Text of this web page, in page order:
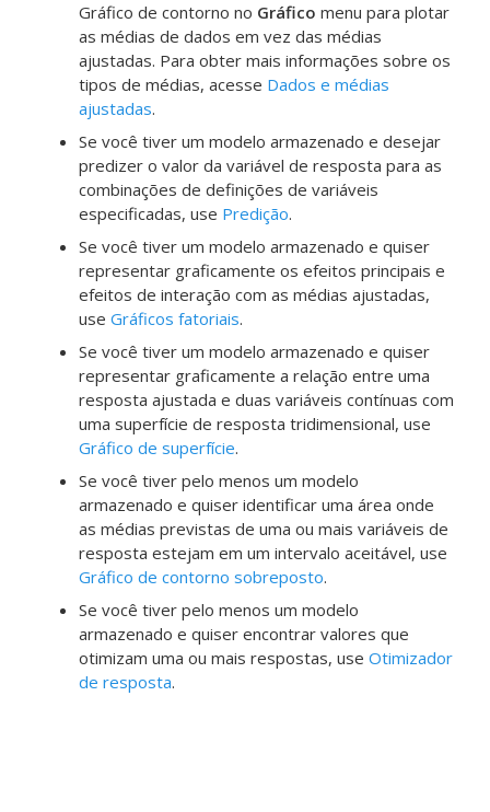
Gráfico de contorno no Gráfico menu para plotar
as médias de dados em vez das médias
ajustadas. Para obter mais informações sobre os
tipos de médias, acesse Dados e médias
ajustadas.
Se você tiver um modelo armazenado e desejar
predizer o valor da variável de resposta para as
combinações de definições de variáveis
especificadas, use Predição.
Se você tiver um modelo armazenado e quiser
representar graficamente os efeitos principais e
efeitos de interação com as médias ajustadas,
use Gráficos fatoriais.
Se você tiver um modelo armazenado e quiser
representar graficamente a relação entre uma
resposta ajustada e duas variáveis contínuas com
uma superfície de resposta tridimensional, use
Gráfico de superfície.
Se você tiver pelo menos um modelo
armazenado e quiser identificar uma área onde
as médias previstas de uma ou mais variáveis de
resposta estejam em um intervalo aceitável, use
Gráfico de contorno sobreposto.
Se você tiver pelo menos um modelo
armazenado e quiser encontrar valores que
otimizam uma ou mais respostas, use Otimizador
de resposta.